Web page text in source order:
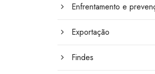
Enfrentamento e
Exportação
Findes